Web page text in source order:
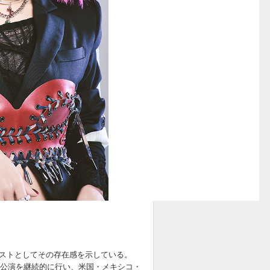
としてその存在感を示している。
演を継続的に行い、米国・メキシコ・